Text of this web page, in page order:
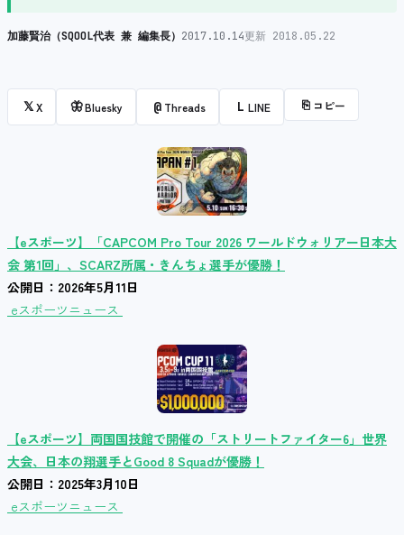
加藤賢治（SQOOL代表 兼 編集長） 2017.10.14更新 2018.05.22
𝕏X 🦋Bluesky @ Threads L LINE ⎘ コピー
【eスポーツ】「CAPCOM Pro Tour 2026 ワールドウォリアー日本大
会 第1回」、SCARZ所属・きんちょ選手が優勝！
公開日：2026年5月11日
eスポーツニュース
【eスポーツ】両国国技館で開催の「ストリートファイター6」世界
大会、日本の翔選手とGood 8 Squadが優勝！
公開日：2025年3月10日
eスポーツニュース